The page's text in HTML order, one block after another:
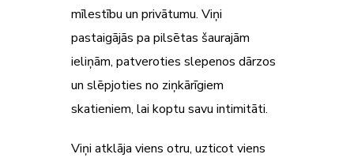
mīlestību un privātumu. Viņi
pastaigājās pa pilsētas šaurajām
ieliņām, patveroties slepenos dārzos
un slēpjoties no ziņkārīgiem
skatieniem, lai koptu savu intimitāti.
Viņi atklāja viens otru, uzticot viens